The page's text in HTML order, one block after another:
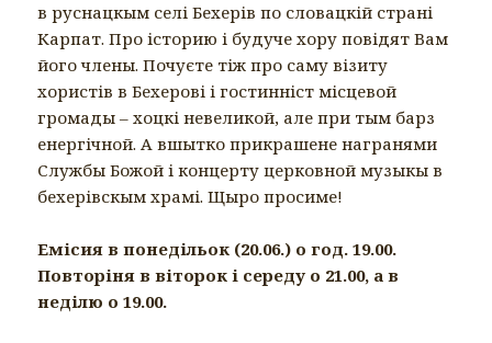
в руснацкым селі Бехерів по словацкій страні
Карпат. Про історию і будуче хору повідят Вам
його члены. Почуєте тіж про саму візиту
хористів в Бехерові і гостинніст місцевой
громады – хоцкі невеликой, але при тым барз
енергічной. А вшытко прикрашене награнями
Службы Божой і концерту церковной музыкы в
бехерівскым храмі. Щыро просиме!
Емісия в понедільок (20.06.) о год. 19.00.
Повторіня в віторок і середу о 21.00, а в
неділю о 19.00.